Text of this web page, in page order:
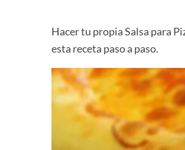
Hacer tu propia Salsa para
esta receta paso a paso.